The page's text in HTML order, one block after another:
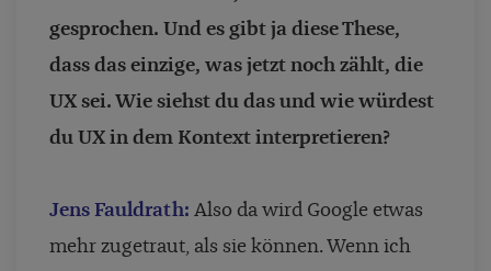
gesprochen. Und es gibt ja diese These,
dass das einzige, was jetzt noch zählt, die
UX sei. Wie siehst du das und wie würdest
du UX in dem Kontext interpretieren?
Jens Fauldrath: Also da wird Google etwas
mehr zugetraut, als sie können. Wenn ich